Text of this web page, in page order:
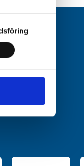
ändra
din enhet